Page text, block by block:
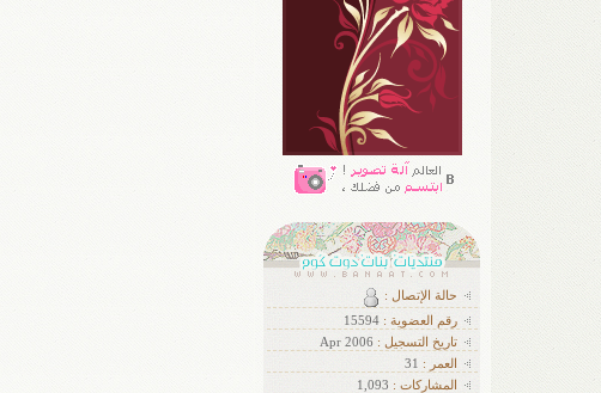
حالة الإتصال :
رقم العضوية :15594
تاريخ التسجيل : Apr 2006
العمر : 31
المشاركات : 1,093